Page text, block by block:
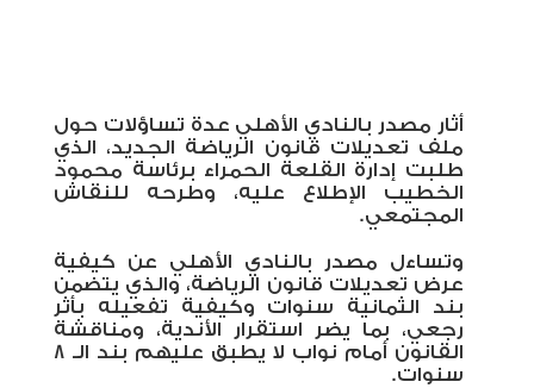
أثار مصدر بالنادي الأهلي عدة تساؤلات حول
ملف تعديلات قانون الرياضة الجديد، الذي
طلبت إدارة القلعة الحمراء برئاسة محمود
الخطيب الإطلاع عليه، وطرحه للنقاش
المجتمعي.
وتساءل مصدر بالنادي الأهلي عن كيفية
عرض تعديلات قانون الرياضة، والذي يتضمن
بند الثمانية سنوات وكيفية تفعيله بأثر
رجعي، بما يضر استقرار الأندية، ومناقشة
القانون أمام نواب لا يطبق عليهم بند الـ 8
سنوات.